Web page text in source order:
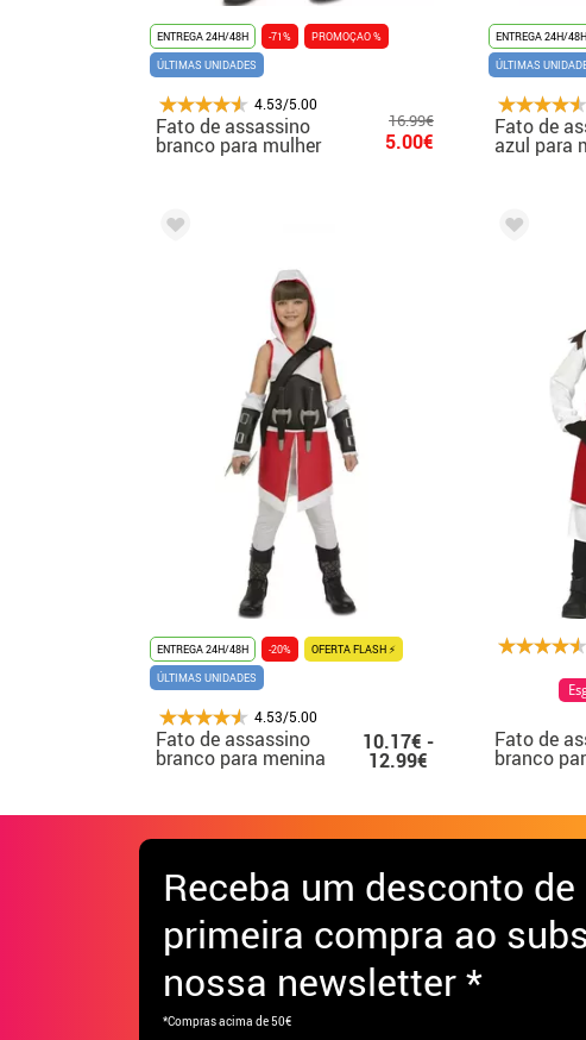
ENTREGA 24H/48H -71%
PROMOÇAO %
ÚLTIMAS UNIDADES
4.53/5.00
Fato de assassino
branco para mulher
16.99€
5.00€
ENTREGA 24H/48H
ÚLTIMAS
Fato de
azul para
ENTREGA 24H/48H -20%
OFERTA FLASH ⚡
ÚLTIMAS UNIDADES
4.53/5.00
Fato de assassino
branco para menina
10.17€ -
12.99€
Fato de
branco
Receba um desconto de
primeira compra ao
nossa newsletter *
*Compras acima de 50€